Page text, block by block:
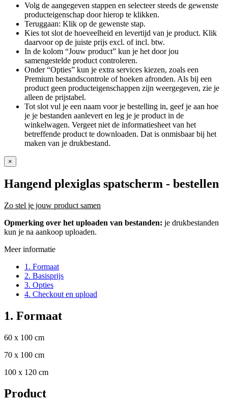
Volg de aangegeven stappen en selecteer steeds de gewenste
producteigenschap door hierop te klikken.
Teruggaan: Klik op de gewenste stap.
Kies tot slot de hoeveelheid en levertijd van je product. Klik
daarvoor op de juiste prijs excl. of incl. btw.
In de kolom “Jouw product” kun je het door jou
samengestelde product controleren.
Onder “Opties” kun je extra services kiezen, zoals een
Premium bestandscontrole of hoeken afronden. Als bij een
product geen producteigenschappen zijn weergegeven, zie je
alleen de prijstabel.
Tot slot vul je een naam voor je bestelling in, geef je aan hoe
je je bestanden aanlevert en leg je je product in de
winkelwagen. Vergeet niet de informatiesheet van het
betreffende product te downloaden. Dat is onmisbaar bij het
maken van je drukbestand.
×
Hangend plexiglas spatscherm - bestellen
Zo stel je jouw product samen
Opmerking over het uploaden van bestanden: je drukbestanden
kun je na aankoop uploaden.
Meer informatie
1. Formaat
2. Basisprijs
3. Opties
4. Checkout en upload
1. Formaat
60 x 100 cm
70 x 100 cm
100 x 120 cm
Product